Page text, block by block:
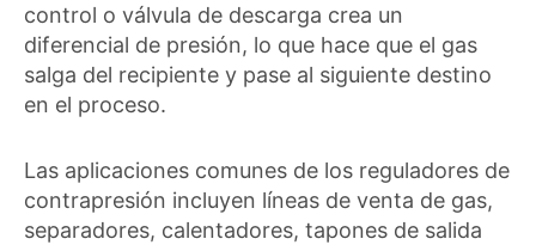
control o válvula de descarga crea un
diferencial de presión, lo que hace que el gas
salga del recipiente y pase al siguiente destino
en el proceso.
Las aplicaciones comunes de los reguladores de
contrapresión incluyen líneas de venta de gas,
separadores, calentadores, tapones de salida